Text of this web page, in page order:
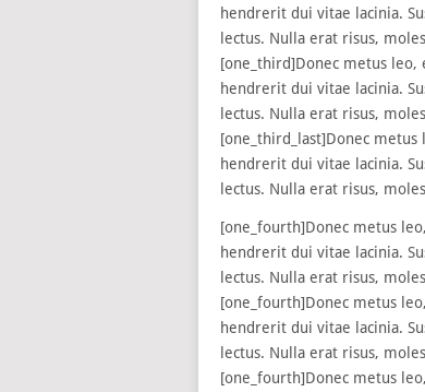
hendrerit dui vitae lacinia.
lectus. Nulla erat risus,
[one_third]Donec metus
hendrerit dui vitae lacinia.
lectus. Nulla erat risus,
[one_third_last]Donec
hendrerit dui vitae lacinia.
lectus. Nulla erat risus,
[one_fourth]Donec metus
hendrerit dui vitae lacinia.
lectus. Nulla erat risus,
[one_fourth]Donec metus
hendrerit dui vitae lacinia.
lectus. Nulla erat risus,
[one_fourth]Donec metus